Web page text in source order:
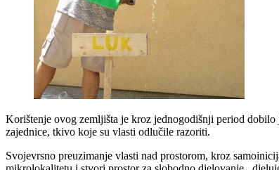
Korištenje ovog zemljišta je kroz jednogodišnji period
zajednice, tkivo koje su vlasti odlučile razoriti.
Svojevrsno preuzimanje vlasti nad prostorom, kroz